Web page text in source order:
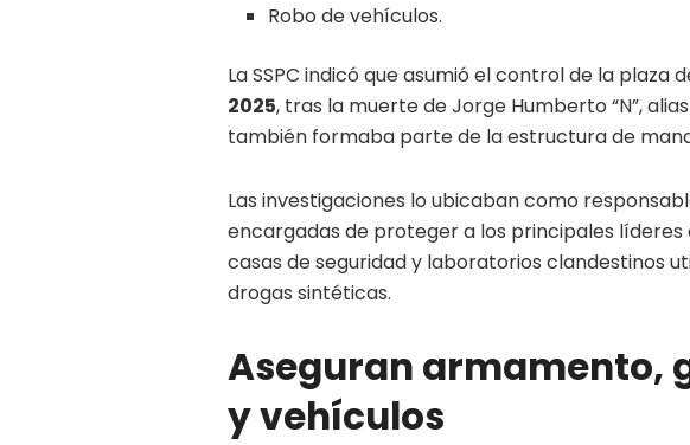
Robo de vehículos.
La SSPC indicó que asumió el control de la plaza
2025, tras la muerte de Jorge Humberto “N”, alias
también formaba parte de la estructura de
Las investigaciones lo ubicaban como
encargadas de proteger a los principales
casas de seguridad y laboratorios clandestinos
drogas sintéticas.
Aseguran armamento,
y vehículos